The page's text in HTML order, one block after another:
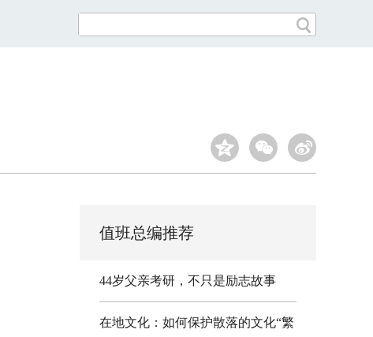
值班总编推荐
44岁父亲考研，不只是励志故事
在地文化：如何保护散落的文化“繁